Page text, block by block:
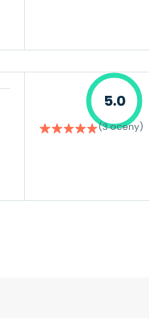
5.0
(3 oceny)